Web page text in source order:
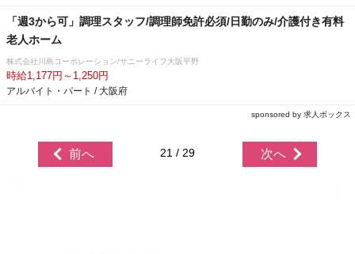
「週3から可」調理スタッフ/調理師免許必須/日勤のみ/介護付き有料
老人ホーム
株式会社川島コーポレーション/サニーライフ大阪平野
時給1,177円～1,250円
アルバイト・パート / 大阪府
sponsored by 求人ボックス
前へ 21 / 29 次へ